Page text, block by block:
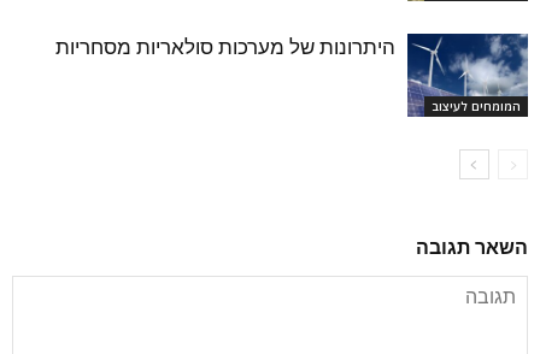
המומחים לעיצוב
היתרונות של מערכות סולאריות מסחריות
השאר תגובה